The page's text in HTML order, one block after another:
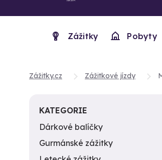
Zážitky Pobyty
Zážitky.cz Zážitkové jízdy
KATEGORIE
Dárkové balíčky
Gurmánské zážitky